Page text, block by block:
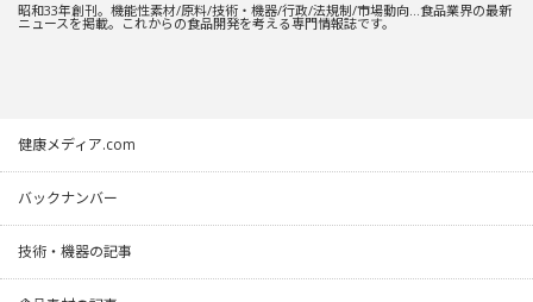
昭和33年創刊。機能性素材/原料/技術・機器/行政/法規制/市場動向…食品業界の最新
ニュースを掲載。これからの食品開発を考える専門情報誌です。
健康メディア.com
バックナンバー
技術・機器の記事